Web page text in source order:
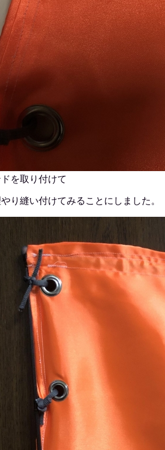
を取り付けて
り縫い付けてみることにしました。